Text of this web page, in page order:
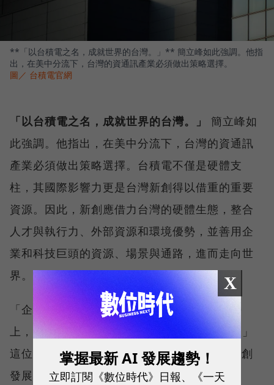
**「以台積電之名，成就世界的台灣。」** 簡立峰如此強調。他指
出，在美中分流下，台灣的資通訊產業必須做出策略選擇。
圖／ 台積電官網
「以台積電之名，成就世界的台灣。」
簡立峰如
此強調。他指出，在美中分流下，台灣的資通訊
產業必須做出策略選擇。台積電不僅是硬體支
柱，其國際影響力更是台灣新創得以借重的重要
資源。因此，新創應借力台灣的硬體生態，整合
人才與執行力、外部資源和環境優勢，並善用企
業和科技巨頭的資源、場景與通路，進而走向世
界。
「企業有算力、場景跟資金，站在企業的肩膀
上，彼此相互幫助才有機會拓展到海外市場。」
這位AAMA回任率最高的導師，點明了台灣新創
發展的關鍵。
X
掌握最新 AI 發展趨勢！
立即訂閱《數位時代》日報、《一天